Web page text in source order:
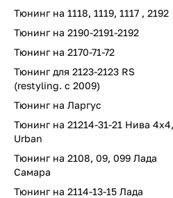
Тюнинг на 1118, 1119, 1117 , 2192
Тюнинг на 2190-2191-2192
Тюнинг на 2170-71-72
Тюнинг для 2123-2123 RS
(restyling. с 2009)
Тюнинг на Ларгус
Тюнинг на 21214-31-21 Нива 4х4,
Urban
Тюнинг на 2108, 09, 099 Лада
Самара
Тюнинг на 2114-13-15 Лада